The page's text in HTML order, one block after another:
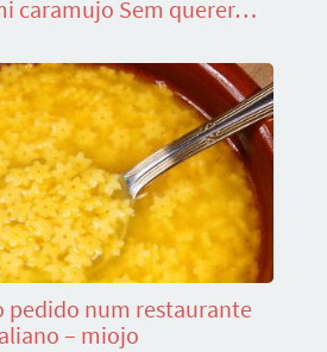
caramujo Sem querer…
pedido num restaurante
– miojo